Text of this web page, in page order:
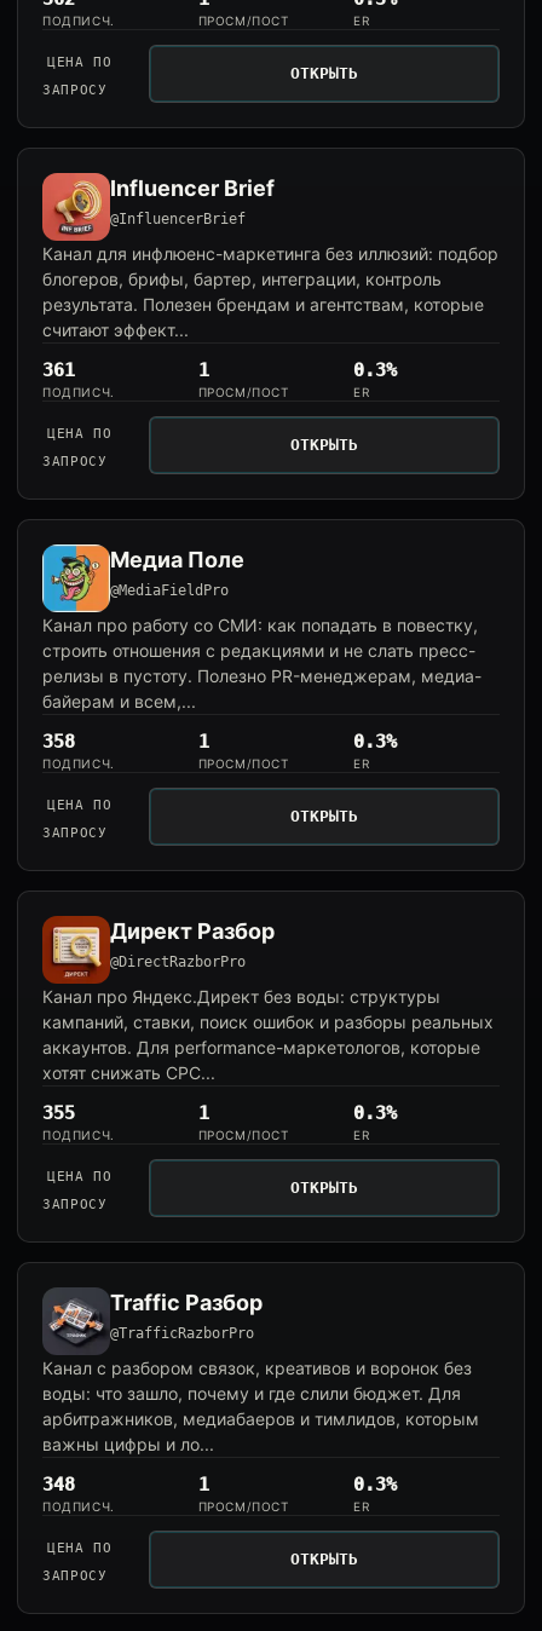
ПОДПИСЧ. ПРОСМ/ПОСТ ER
ЦЕНА ПО
ЗАПРОСУ
ОТКРЫТЬ
Influencer Brief
@InfluencerBrief
Канал для инфлюенс-маркетинга без иллюзий: подбор
блогеров, брифы, бартер, интеграции, контроль
результата. Полезен брендам и агентствам, которые
считают эффект...
361
ПОДПИСЧ.
1
ПРОСМ/ПОСТ
0.3%
ER
ЦЕНА ПО
ЗАПРОСУ
ОТКРЫТЬ
Медиа Поле
@MediaFieldPro
Канал про работу со СМИ: как попадать в повестку,
строить отношения с редакциями и не слать пресс-
релизы в пустоту. Полезно PR-менеджерам, медиа-
байерам и всем,...
358
ПОДПИСЧ.
1
ПРОСМ/ПОСТ
0.3%
ER
ЦЕНА ПО
ЗАПРОСУ
ОТКРЫТЬ
Директ Разбор
@DirectRazborPro
Канал про Яндекс.Директ без воды: структуры
кампаний, ставки, поиск ошибок и разборы реальных
аккаунтов. Для performance-маркетологов, которые
хотят снижать CPC...
355
ПОДПИСЧ.
1
ПРОСМ/ПОСТ
0.3%
ER
ЦЕНА ПО
ЗАПРОСУ
ОТКРЫТЬ
Traffic Разбор
@TrafficRazborPro
Канал с разбором связок, креативов и воронок без
воды: что зашло, почему и где слили бюджет. Для
арбитражников, медиабаеров и тимлидов, которым
важны цифры и ло...
348
ПОДПИСЧ.
1
ПРОСМ/ПОСТ
0.3%
ER
ЦЕНА ПО
ЗАПРОСУ
ОТКРЫТЬ